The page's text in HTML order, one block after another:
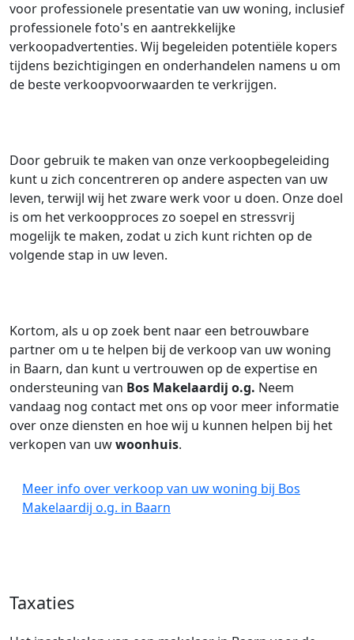
voor professionele presentatie van uw woning, inclusief
professionele foto's en aantrekkelijke
verkoopadvertenties. Wij begeleiden potentiële kopers
tijdens bezichtigingen en onderhandelen namens u om
de beste verkoopvoorwaarden te verkrijgen.
Door gebruik te maken van onze verkoopbegeleiding
kunt u zich concentreren op andere aspecten van uw
leven, terwijl wij het zware werk voor u doen. Onze doel
is om het verkoopproces zo soepel en stressvrij
mogelijk te maken, zodat u zich kunt richten op de
volgende stap in uw leven.
Kortom, als u op zoek bent naar een betrouwbare
partner om u te helpen bij de verkoop van uw woning
in Baarn, dan kunt u vertrouwen op de expertise en
ondersteuning van Bos Makelaardij o.g. Neem
vandaag nog contact met ons op voor meer informatie
over onze diensten en hoe wij u kunnen helpen bij het
verkopen van uwwoonhuis.
Meer info over verkoop van uw woning bij Bos
Makelaardij o.g. in Baarn
Taxaties